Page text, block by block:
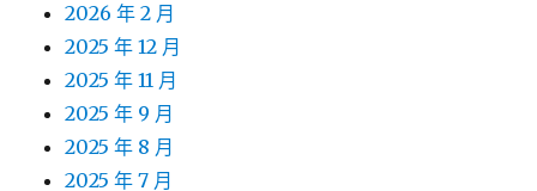
2026 年 2 月
2025 年 12 月
2025 年 11 月
2025 年 9 月
2025 年 8 月
2025 年 7 月